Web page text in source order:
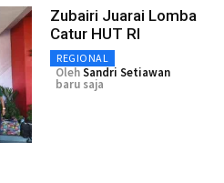
Zubairi Juarai Lomba
Catur HUT RI
REGIONAL
OlehSandri Setiawan
baru saja